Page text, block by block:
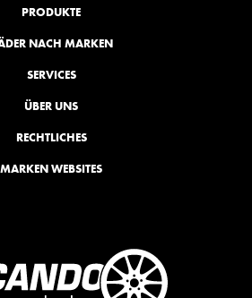
PRODUKTE
NACH MARKEN
SERVICES
ÜBER UNS
RECHTLICHES
MARKEN WEBSITES